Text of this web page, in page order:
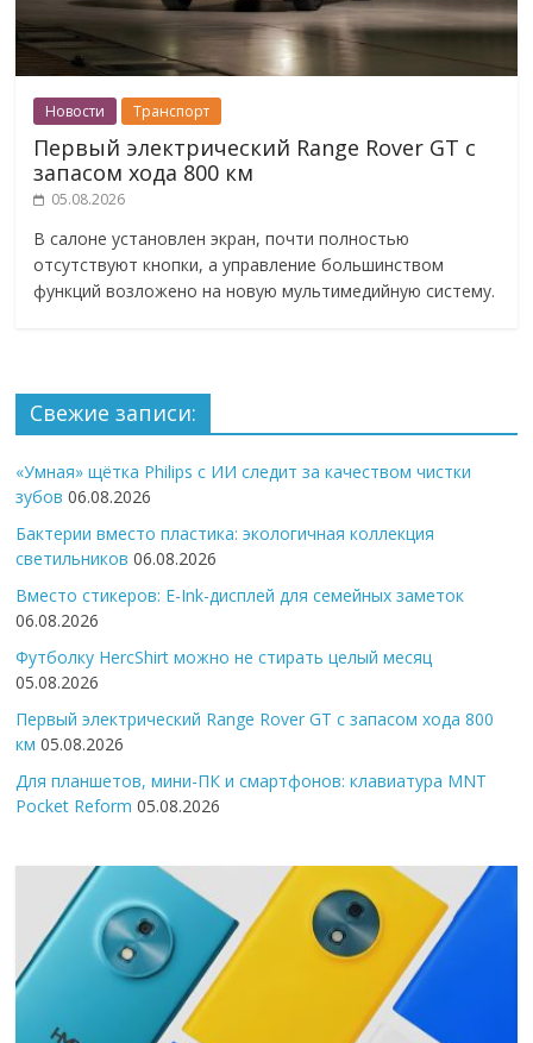
Новости Транспорт
Первый электрический Range Rover GT с
запасом хода 800 км
05.08.2026
В салоне установлен экран, почти полностью
отсутствуют кнопки, а управление большинством
функций возложено на новую мультимедийную систему.
Свежие записи:
«Умная» щётка Philips с ИИ следит за качеством чистки
зубов 06.08.2026
Бактерии вместо пластика: экологичная коллекция
светильников 06.08.2026
Вместо стикеров: E-Ink-дисплей для семейных заметок
06.08.2026
Футболку HercShirt можно не стирать целый месяц
05.08.2026
Первый электрический Range Rover GT с запасом хода 800
км 05.08.2026
Для планшетов, мини-ПК и смартфонов: клавиатура MNT
Pocket Reform 05.08.2026